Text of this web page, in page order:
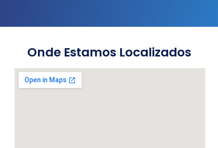
Onde Estamos Localizados